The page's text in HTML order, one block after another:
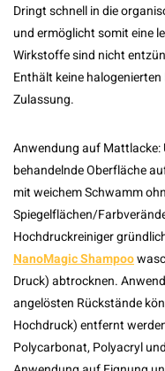
Dringt schnell in die
und ermöglicht somit eine
Wirkstoffe sind nicht
Enthält keine
Zulassung.
Anwendung auf Mattlacke:
behandelnde Oberfläche
mit weichem Schwamm
Spiegelflächen/
Hochdruckreiniger
NanoMagic Shampoo
Druck) abtrocknen.
angelösten Rückstände
Hochdruck) entfernt
Polycarbonat, Polyacryl